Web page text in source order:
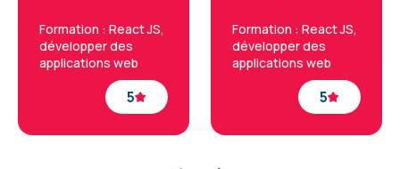
5
Formation : React JS,
développer des
applications web
5
Formation : React JS,
développer des
applications web